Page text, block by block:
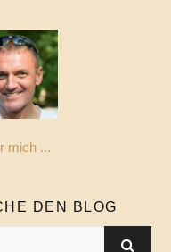
mich ...
DEN BLOG